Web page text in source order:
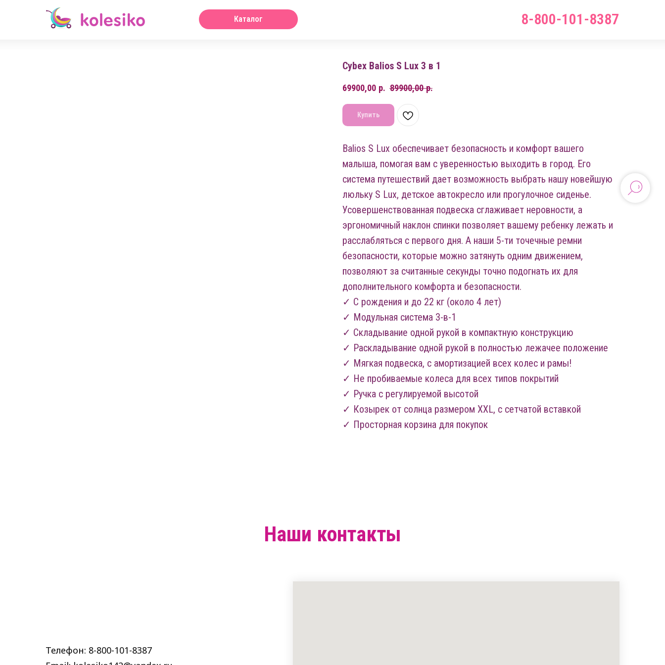
8-800-101-8387
Каталог
Cybex Balios S Lux 3 в 1
69900,00 р. 89900,00 р.
Купить
Balios S Lux обеспечивает безопасность и комфорт вашего
малыша, помогая вам с уверенностью выходить в город. Его
система путешествий дает возможность выбрать нашу новейшую
люльку S Lux, детское автокресло или прогулочное сиденье.
Усовершенствованная подвеска сглаживает неровности, а
эргономичный наклон спинки позволяет вашему ребенку лежать и
расслабляться с первого дня. А наши 5-ти точечные ремни
безопасности, которые можно затянуть одним движением,
позволяют за считанные секунды точно подогнать их для
дополнительного комфорта и безопасности.
✓ С рождения и до 22 кг (около 4 лет)
✓ Модульная система 3-в-1
✓ Складывание одной рукой в ​​компактную конструкцию
✓ Раскладывание одной рукой в полностью лежачее положение
✓ Мягкая подвеска, с амортизацией всех колес и рамы!
✓ Не пробиваемые колеса для всех типов покрытий
✓ Ручка с регулируемой высотой
✓ Козырек от солнца размером XXL, с сетчатой ​​вставкой
✓ Просторная корзина для покупок
Наши контакты
Телефон: 8-800-101-8387